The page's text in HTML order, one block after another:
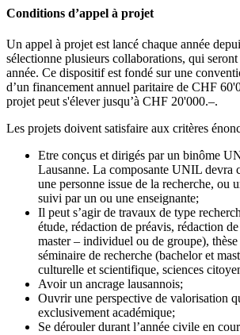
Conditions d’appel à projet
Un appel à projet est lancé chaque année
sélectionne plusieurs collaborations, qui
année. Ce dispositif est fondé sur une
d’un financement annuel paritaire de CHF
projet peut s'élever jusqu’à CHF 20'000.–.
Les projets doivent satisfaire aux critères
Etre conçus et dirigés par un binôme
Lausanne. La composante UNIL devra
une personne issue de la recherche, ou
suivi par un ou une enseignante;
Il peut s’agir de travaux de type
étude, rédaction de préavis, rédaction
master – individuel ou de groupe),
séminaire de recherche (bachelor et
culturelle et scientifique, sciences
Avoir un ancrage lausannois;
Ouvrir une perspective de valorisation
exclusivement académique;
Se dérouler durant l’année civile en